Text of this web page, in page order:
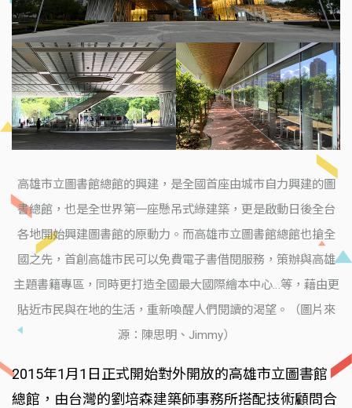
高雄市立圖書館總館的興建，是全國首座由城市自力興建的圖
書總館，也是全世界第一座懸吊式綠建築，更是啟動日後全台
各地開始興建圖書館的原動力。而高雄市立圖書館總館也搶全
國之先，首創高雄市民可以免費電子書借閱服務，策辦與高雄
主題書籍專區，同時更打造全國最大國際繪本中心…等，藉由更
貼近市民與在地的生活，重新喚醒人們閱讀的渴望。（圖片來
源：陳思明、Jimmy）
2015年1月1日正式開始對外開放的高雄市立圖書館
總館，由台灣的劉培森建築師事務所搭配技術顧問合